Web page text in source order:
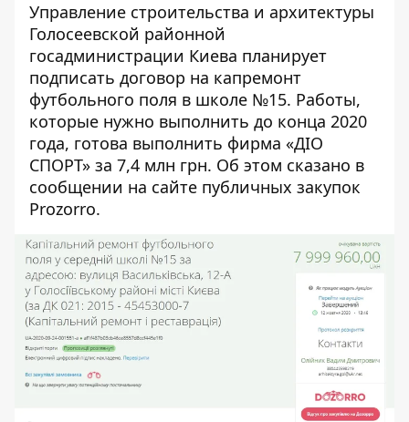
Управление строительства и архитектуры
Голосеевской районной
госадминистрации Киева планирует
подписать договор на капремонт
футбольного поля в школе №15. Работы,
которые нужно выполнить до конца 2020
года, готова выполнить фирма «ДІО
СПОРТ» за 7,4 млн грн. Об этом сказано в
сообщении на сайте публичных закупок
Prozorro.